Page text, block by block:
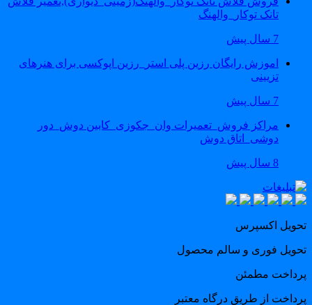
تانک توکار_والهنگ
اموزش رایگان رزین پلی استر_رزین اپوکسی برای هنرهای
تزیینی
مراکز فروش_تعمیرات وان_جکوزی_کابین دوش_دور
دوشی_اتاق دوش
اکسپرس
فوری و سالم محصول
مطمئن
از طریق درگاه معتبر